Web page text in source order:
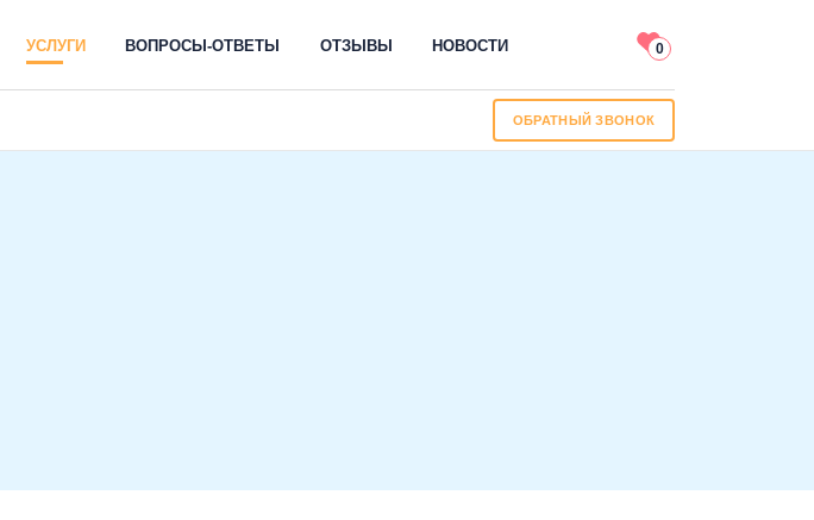
УСЛУГИ ВОПРОСЫ-ОТВЕТЫ ОТЗЫВЫ НОВОСТИ 0
ОБРАТНЫЙ ЗВОНОК